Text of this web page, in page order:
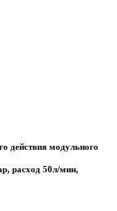
действия модульного
расход 50л/мин,